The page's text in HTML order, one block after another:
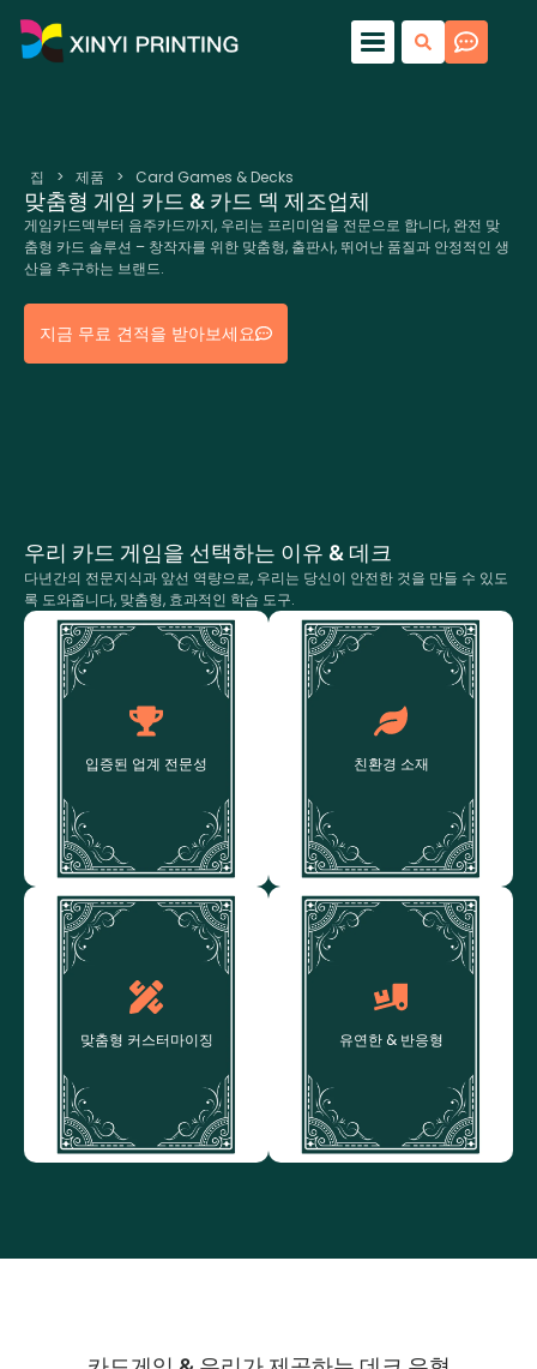
집 > 제품 > Card Games & Decks
맞춤형 게임 카드 & 카드 덱 제조업체
게임카드덱부터 음주카드까지, 우리는 프리미엄을 전문으로 합니다, 완전 맞
춤형 카드 솔루션 – 창작자를 위한 맞춤형, 출판사, 뛰어난 품질과 안정적인 생
산을 추구하는 브랜드.
지금 무료 견적을 받아보세요
입증된 업계 전문성
입증된 업계 전문성
20년이 넘는 카드 게임 경험 &
글로벌 노련한 게임 퍼블리셔 및
친환경 소재
친환경 소재
우리는 인증된 제품을 사용합니
름 잉크 - 지속 가능한 관행에 맞
맞춤형 커스터마이징
맞춤형 커스터마이징
카드 사이즈부터, 마치다, 및 액세
서리 포장, 맞춤형 카드 데크의
모든 세부 사항을 귀하의 비전에
맞게 맞춤화할 수 있습니다..
유연한 & 반응형
유연한 & 반응형
낮은 최소 주문 수량, 빠른 프로
하의 일정이 일정대로 유지되도
우리 카드 게임을 선택하는 이유 & 데크
다년간의 전문지식과 앞선 역량으로, 우리는 당신이 안전한 것을 만들 수 있도
록 도와줍니다, 맞춤형, 효과적인 학습 도구.